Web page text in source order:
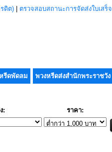
ดิต) ตรวจสอบสถานะการจัดส่งใบเสร็จ
รีดพัดลม พวงหรีดส่งสำนักพระราชวัง
: ราคา: